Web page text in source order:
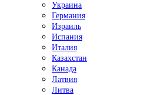
Украина
Германия
Израиль
Испания
Италия
Казахстан
Канада
Латвия
Литва